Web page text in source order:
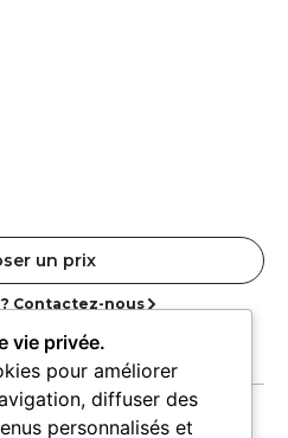
un prix
Contactez-nous
vie privée.
pour améliorer
diffuser des
personnalisés et